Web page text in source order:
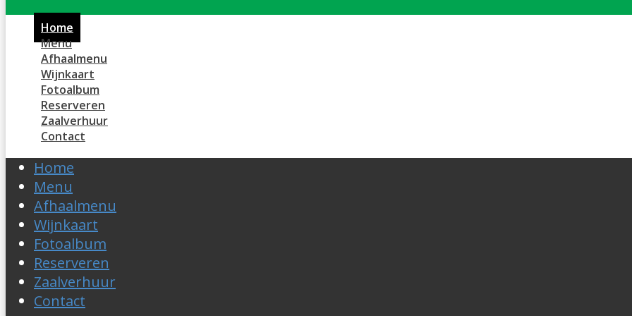
Home
Menu
Afhaalmenu
Wijnkaart
Fotoalbum
Reserveren
Zaalverhuur
Contact
Home
Menu
Afhaalmenu
Wijnkaart
Fotoalbum
Reserveren
Zaalverhuur
Contact